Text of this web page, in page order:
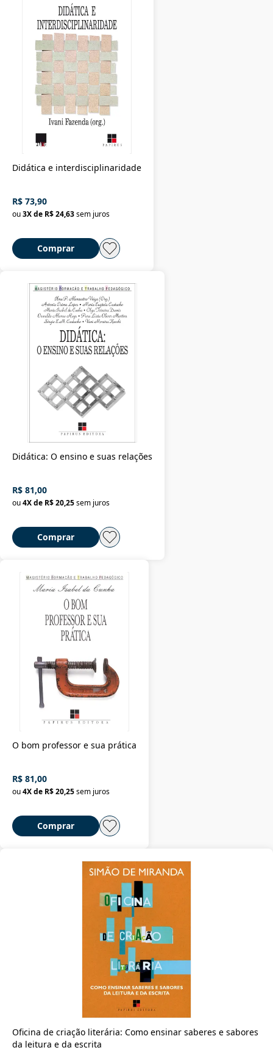
Didática e interdisciplinaridade
R$ 73,90
ou3X de R$ 24,63sem juros
Comprar
Didática: O ensino e suas relações
R$ 81,00
ou4X de R$ 20,25sem juros
Comprar
O bom professor e sua prática
R$ 81,00
ou4X de R$ 20,25sem juros
Comprar
Oficina de criação literária: Como ensinar saberes e sabores
da leitura e da escrita